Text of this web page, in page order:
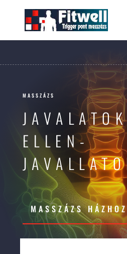
MASSZÁZS
ELLEN-
MASSZÁZS HÁZHOZ